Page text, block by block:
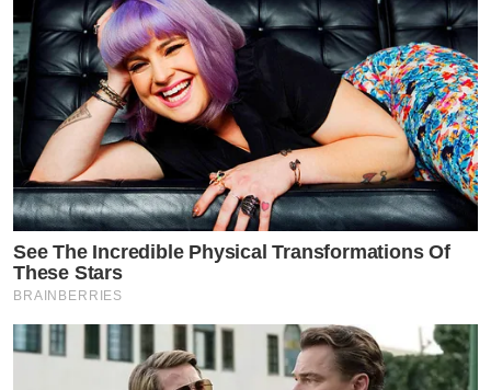
See The Incredible Physical Transformations Of
These Stars
BRAINBERRIES